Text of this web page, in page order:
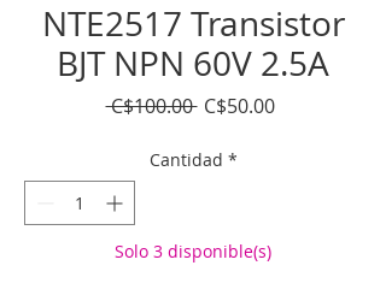
NTE2517 Transistor
BJT NPN 60V 2.5A
C$100.00 Precio
C$50.00Precio
Cantidad *
Solo 3 disponible(s)